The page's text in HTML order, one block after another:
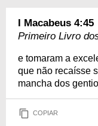
I Macabeus 4:45
Primeiro Livro
e tomaram a
que não recaísse
mancha dos
COPIAR